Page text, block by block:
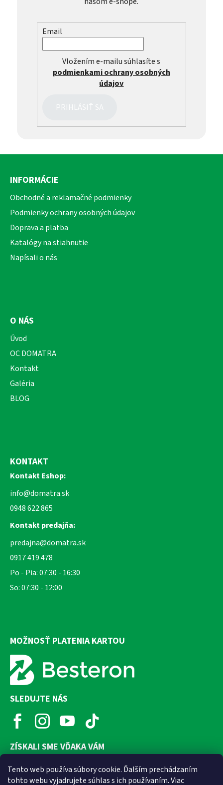
Tento web používa súbory cookie. Ďalším prechádzaním
tohto webu vyjadrujete súhlas s ich používaním. Viac
Email
Vložením e-mailu súhlasíte s
podmienkami ochrany osobných
údajov
PRIHLÁSIŤ SA
Z
INFORMÁCIE
Obchodné a reklamačné podmienky
Podmienky ochrany osobných údajov
Doprava a platba
Katalógy na stiahnutie
Napísali o nás
O NÁS
Úvod
OC DOMATRA
Kontakt
Galéria
BLOG
KONTAKT
Kontakt Eshop:
info@domatra.sk
0948 622 865
Kontakt predajňa:
predajna@domatra.sk
0917 419 478
Po - Pia: 07:30 - 16:30
So: 07:30 - 12:00
MOŽNOSŤ PLATENIA KARTOU
SLEDUJTE NÁS
ZÍSKALI SME VĎAKA VÁM